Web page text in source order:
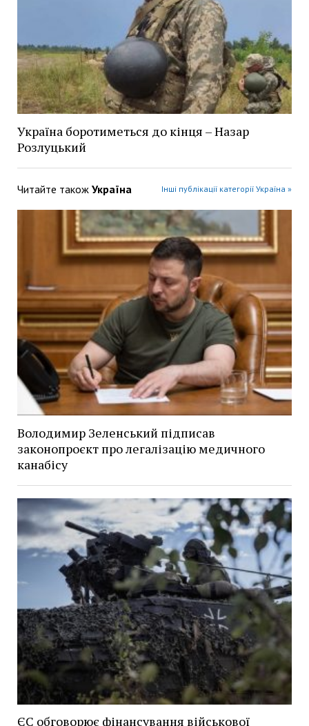
Україна боротиметься до кінця – Назар
Розлуцький
Читайте також Україна Інші публікації категорії Україна »
Володимир Зеленський підписав
законопроєкт про легалізацію медичного
канабісу
ЄС обговорює фінансування військової